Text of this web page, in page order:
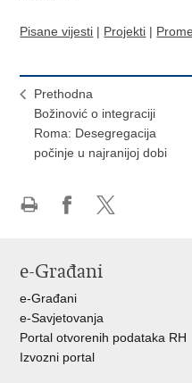
Pisane vijesti | Projekti |
Prethodna
Božinović o integraciji
Roma: Desegregacija
počinje u najranijoj dobi
Facebooku
X-
e-Građani
e-Građani
e-Savjetovanja
Portal otvorenih podataka RH
Izvozni portal